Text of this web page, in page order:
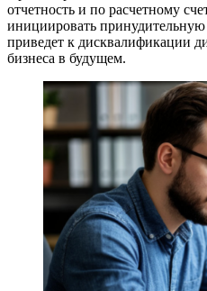
отчетность и по расчетному
инициировать
приведет к дисквалификации
бизнеса в будущем.